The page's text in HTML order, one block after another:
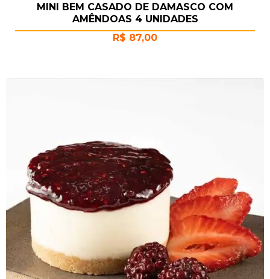
MINI BEM CASADO DE DAMASCO COM
AMÊNDOAS 4 UNIDADES
R$ 87,00